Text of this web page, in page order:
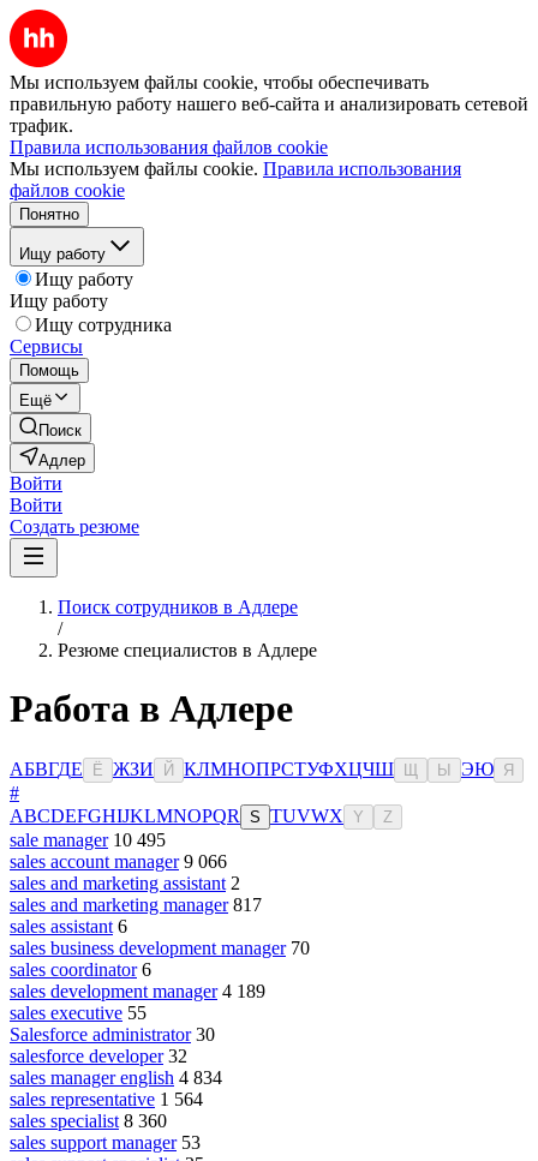
Мы используем файлы cookie, чтобы обеспечивать
правильную работу нашего веб-сайта и анализировать сетевой
трафик.
Правила использования файлов cookie
Мы используем файлы cookie. Правила использования
файлов cookie
Понятно
Ищу работу
Ищу работу
Ищу работу
Ищу сотрудника
Сервисы
Помощь
Ещё
Поиск
Адлер
Войти
Войти
Создать резюме
Поиск сотрудников в Адлере
/
Резюме специалистов в Адлере
Работа в Адлере
АБВГДЕ Ё ЖЗИ Й КЛМНОПРСТУФХЦЧШ Ы ЭЮ Я
#
ABCDEFGHIJKLMNOPQR S TUVWX Y Z
sale manager 10 495
sales account manager 9 066
sales and marketing assistant 2
sales and marketing manager 817
sales assistant 6
sales business development manager 70
sales coordinator 6
sales development manager 4 189
sales executive 55
Salesforce administrator 30
salesforce developer 32
sales manager english 4 834
sales representative 1 564
sales specialist 8 360
sales support manager 53